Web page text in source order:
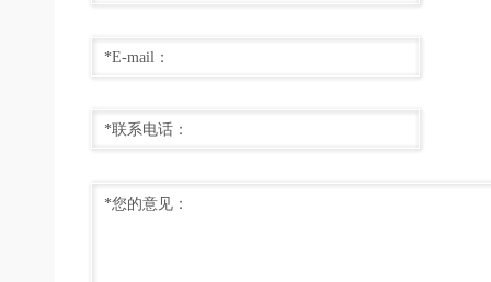
*E-mail：
*联系电话：
*您的意见：